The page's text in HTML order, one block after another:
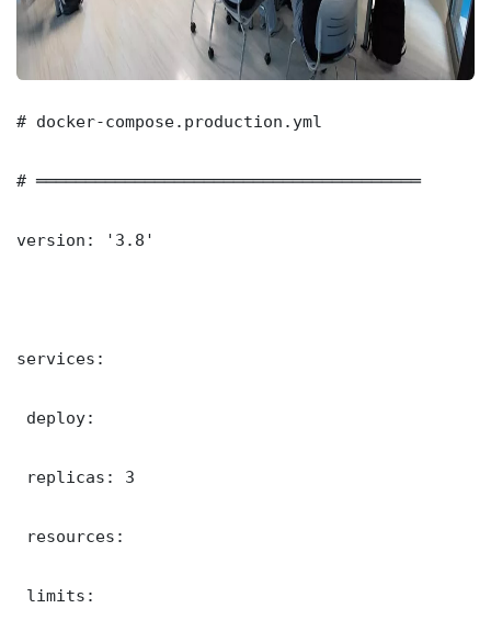
# docker-compose.production.yml
# ═══════════════════════════════════════
version: '3.8'
services:
deploy:
replicas: 3
resources:
limits: